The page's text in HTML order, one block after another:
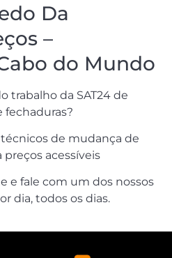
Da
–
do Mundo
trabalho da SAT24 de
fechaduras?
de mudança de
acessíveis
e fale com um dos nossos
dia, todos os dias.